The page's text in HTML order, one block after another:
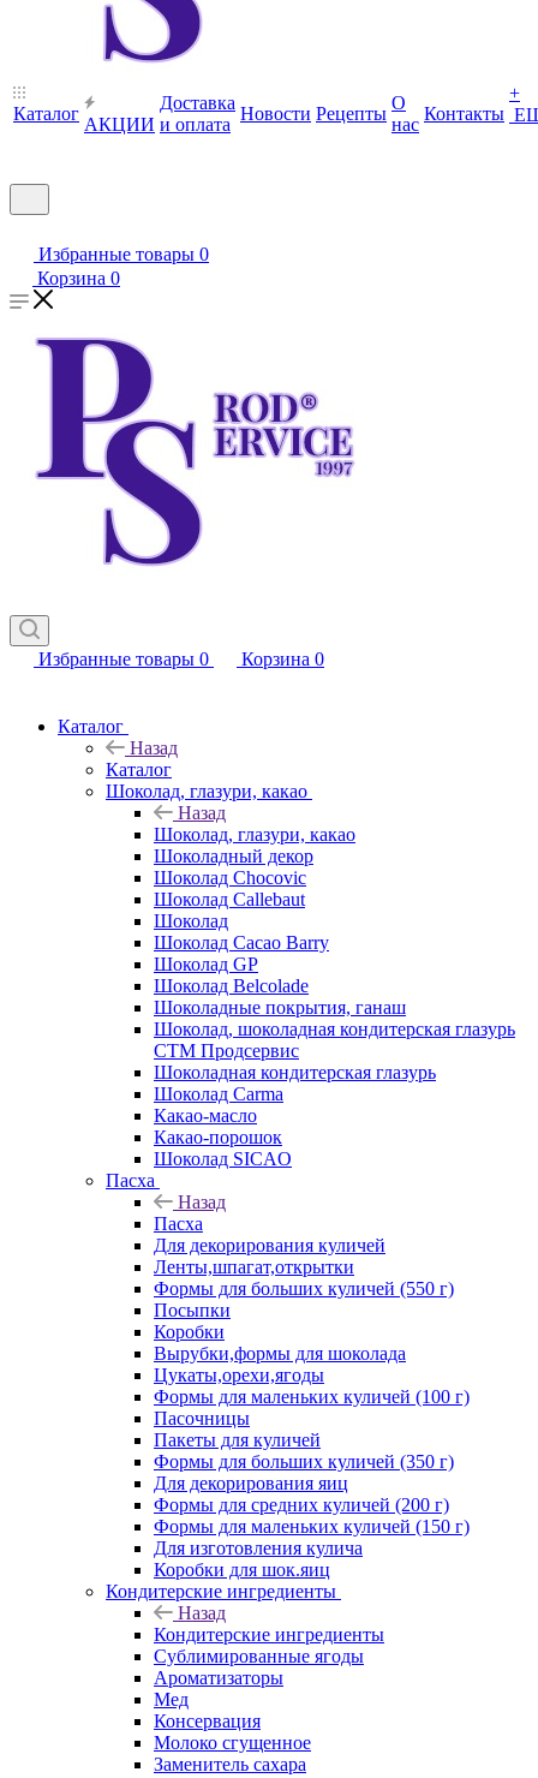
Каталог
АКЦИИ
Доставка
и оплата
Новости Рецепты
О
нас
Контакты
+
Избранные товары 0
Корзина 0
Избранные товары 0 Корзина 0
Каталог
Назад
Каталог
Шоколад, глазури, какао
Назад
Шоколад, глазури, какао
Шоколадный декор
Шоколад Chocovic
Шоколад Callebaut
Шоколад
Шоколад Cacao Barry
Шоколад GP
Шоколад Belcolade
Шоколадные покрытия, ганаш
Шоколад, шоколадная кондитерская глазурь
СТМ Продсервис
Шоколадная кондитерская глазурь
Шоколад Carma
Какао-масло
Какао-порошок
Шоколад SICAO
Пасха
Назад
Пасха
Для декорирования куличей
Ленты,шпагат,открытки
Формы для больших куличей (550 г)
Посыпки
Коробки
Вырубки,формы для шоколада
Цукаты,орехи,ягоды
Формы для маленьких куличей (100 г)
Пасочницы
Пакеты для куличей
Формы для больших куличей (350 г)
Для декорирования яиц
Формы для средних куличей (200 г)
Формы для маленьких куличей (150 г)
Для изготовления кулича
Коробки для шок.яиц
Кондитерские ингредиенты
Назад
Кондитерские ингредиенты
Сублимированные ягоды
Ароматизаторы
Мед
Консервация
Молоко сгущенное
Заменитель сахара